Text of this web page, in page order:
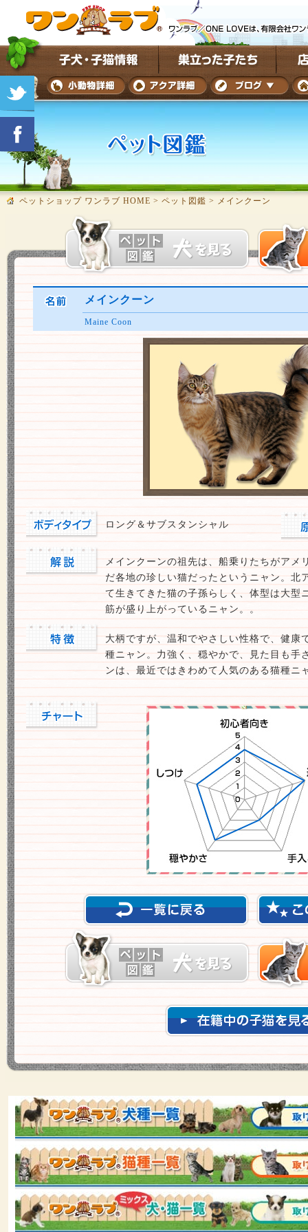
ペットショップ ワンラブ HOME > ペット図鑑 > メインクーン
メインクーン
Maine Coon
ロング＆サブスタンシャル
メインクーンの祖先は、船乗りたちがアメ
だ各地の珍しい猫だったというニャン。北
て生きてきた猫の子孫らしく、体型は大型
筋が盛り上がっているニャン。。
大柄ですが、温和でやさしい性格で、健康
種ニャン。力強く、穏やかで、見た目も手
ンは、最近ではきわめて人気のある猫種ニ